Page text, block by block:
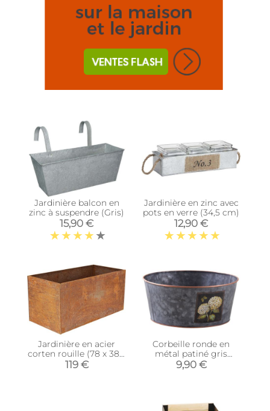
Jardinière balcon en
zinc à suspendre (Gris)
15,90 €
Jardinière en zinc avec
pots en verre (34,5 cm)
12,90 €
Jardinière en acier
corten rouille (78 x 38 x
38 cm)
119 €
Corbeille ronde en
métal patiné gris
Hortensia
9,90 €